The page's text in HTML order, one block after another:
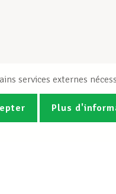
services externes
Plus